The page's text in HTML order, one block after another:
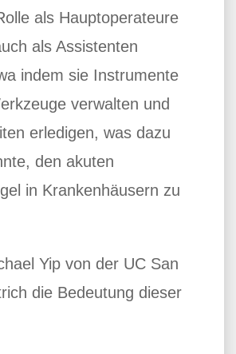
als Hauptoperateure
als Assistenten
indem sie Instrumente
verwalten und
erledigen, was dazu
den akuten
in Krankenhäusern zu
Yip von der UC San
die Bedeutung dieser